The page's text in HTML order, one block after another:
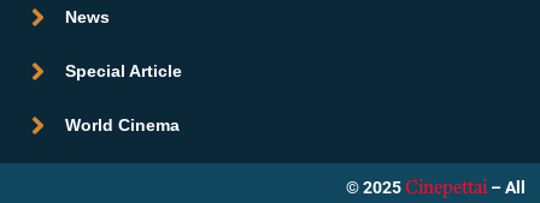
News
Special Article
World Cinema
© 2025 Cinepettai – All